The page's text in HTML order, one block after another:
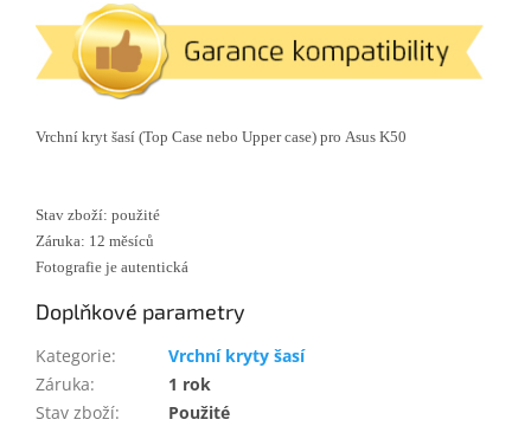
Vrchní kryt šasí (Top Case nebo Upper case) pro Asus K50
Stav zboží: použité
Záruka: 12 měsíců
Fotografie je autentická
Doplňkové parametry
Kategorie:
Vrchní kryty šasí
Záruka:
1 rok
Stav zboží:
Použité